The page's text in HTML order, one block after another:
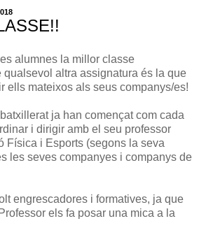
alumnes la millor classe
altra assignatura és la que
ells mateixos als seus companys/es!
ja han començat com cada
i dirigir amb el seu professor
Física i Esports (segons la seva
les seves companyes i companys de
engrescadores i formatives, ja que
els fa posar una mica a la